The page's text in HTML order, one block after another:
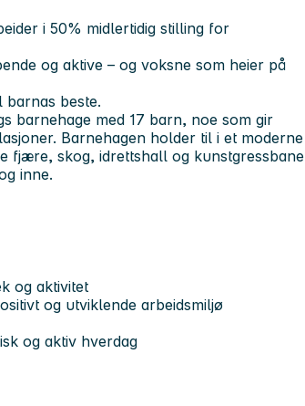
i 50% midlertidig stilling for
og aktive – og voksne som heier på
beste.
barnehage med 17 barn, noe som gir
Barnehagen holder til i et moderne
fjære, skog, idrettshall og kunstgressbane
inne.
og aktivitet
og utviklende arbeidsmiljø
og aktiv hverdag